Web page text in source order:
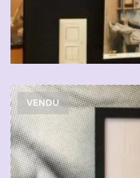
VENDU